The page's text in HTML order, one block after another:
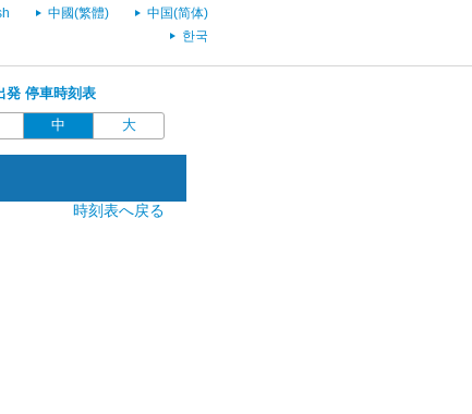
中國(繁體)
中国(简体)
한국
発 停車時刻表
中 大
時刻表へ戻る